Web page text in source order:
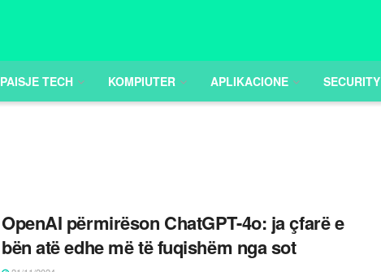
PAISJE TECH KOMPIUTER APLIKACIONE SECURITY
OpenAI përmirëson ChatGPT-4o: ja çfarë e
bën atë edhe më të fuqishëm nga sot